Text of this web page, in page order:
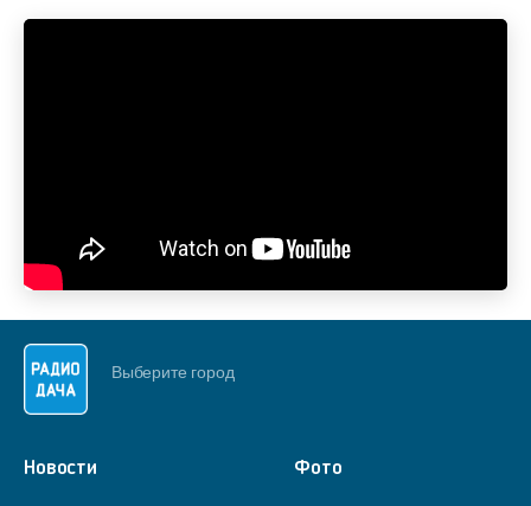
Выберите город
Новости Фото